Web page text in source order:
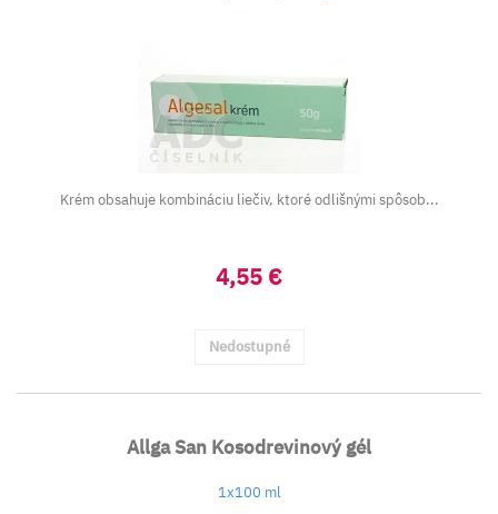
Krém obsahuje kombináciu liečiv, ktoré odlišnými spôsob...
4,55 €
Nedostupné
Allga San Kosodrevinový gél
1x100 ml